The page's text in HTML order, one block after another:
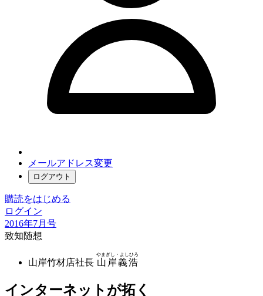
メールアドレス変更
ログアウト
購読をはじめる
ログイン
2016年7月号
致知随想
山岸竹材店社長 山岸義浩
やまぎし・よしひろ
インターネットが拓く